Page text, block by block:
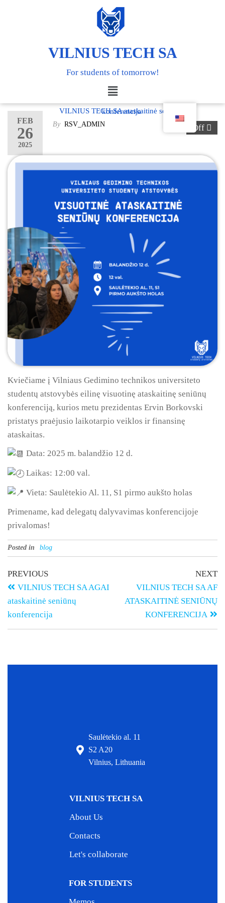
VILNIUS TECH SA
For students of tomorrow!
FEB
26
2025
Off
VILNIUS TECH SA ataskaitinė seniūnų konferencija
By RSV_ADMIN
Kviečiame į Vilniaus Gedimino technikos universiteto
studentų atstovybės eilinę visuotinę ataskaitinę seniūnų
konferenciją, kurios metu prezidentas Ervin Borkovski
pristatys praėjusio laikotarpio veiklos ir finansinę
ataskaitas.
Data: 2025 m. balandžio 12 d.
Laikas: 12:00 val.
Vieta: Saulėtekio Al. 11, S1 pirmo aukšto holas
Primename, kad delegatų dalyvavimas konferencijoje
privalomas!
Posted in blog
PREVIOUS
VILNIUS TECH SA AGAI
ataskaitinė seniūnų
konferencija
NEXT
VILNIUS TECH SA AF
ATASKAITINĖ SENIŪNŲ
KONFERENCIJA
Saulėtekio al. 11
S2 A20
Vilnius, Lithuania
VILNIUS TECH SA
About Us
Contacts
Let's collaborate
FOR STUDENTS